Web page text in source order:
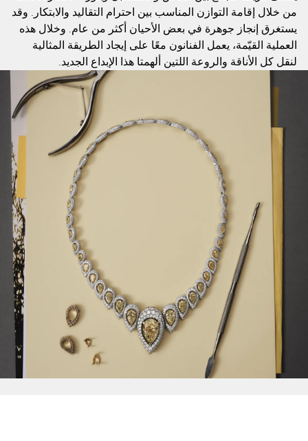
من خلال إقامة التوازن المناسب بين احترام التقاليد والابتكار. وقد
يستغرق إنجاز جوهرة في بعض الأحيان أكثر من عام. وخلال هذه
العملية القيّمة، يعمل الفنانون معًا على إيجاد الطريقة المثالية
لنقل كل الأناقة والروعة اللتين ألهمتا هذا الإبداع الجديد.